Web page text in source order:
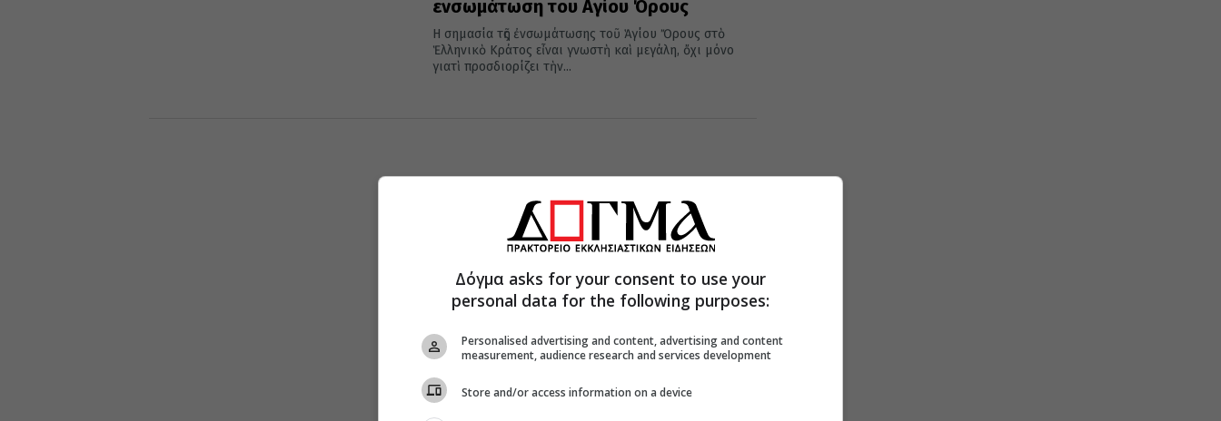
ενσωμάτωση του Αγίου Όρους
H σημασία τῆς ἐνσωμάτωσης τοῦ Ἁγίου Ὄρους στὸ
Ἑλληνικὸ Κράτος εἶναι γνωστὴ καὶ μεγάλη, ὄχι μόνο
γιατὶ προσδιορίζει τὴν...
Δόγμα asks for your consent to use your
personal data for the following purposes:
Personalised advertising and content, advertising and content
measurement, audience research and services development
Store and/or access information on a device